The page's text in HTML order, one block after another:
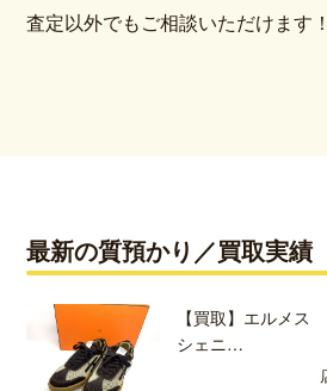
査定以外でもご相談いただけます！
最新の質預かり／買取実績
【買取】エルメ
シェニ…